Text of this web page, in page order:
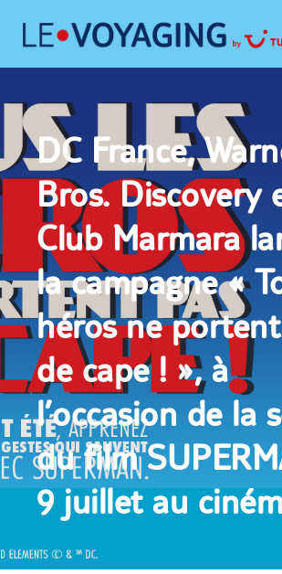
DC France,
Bros. Discovery
Club Marmara
la campagne «
héros ne
de cape ! », à
l’occasion de la
du film
9 juillet au